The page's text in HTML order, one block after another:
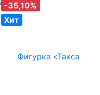
-35,10%
Хит